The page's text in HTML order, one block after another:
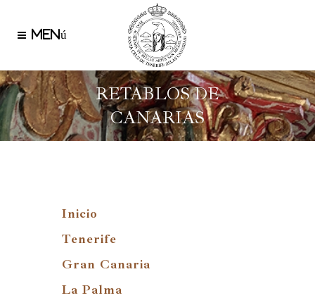
RETABLOS DE
CANARIAS
Inicio
Tenerife
Gran Canaria
La Palma